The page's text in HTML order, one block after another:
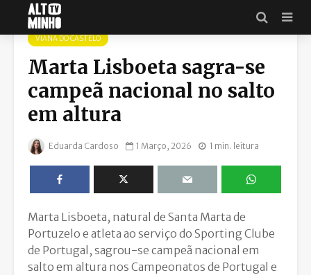
VIANA DO CASTELO
Marta Lisboeta sagra-se
campeã nacional no salto
em altura
Eduarda Cardoso 1 Março, 2026 1 min. leitura
Marta Lisboeta, natural de Santa Marta de
Portuzelo e atleta ao serviço do Sporting Clube
de Portugal, sagrou-se campeã nacional em
salto em altura nos Campeonatos de Portugal e